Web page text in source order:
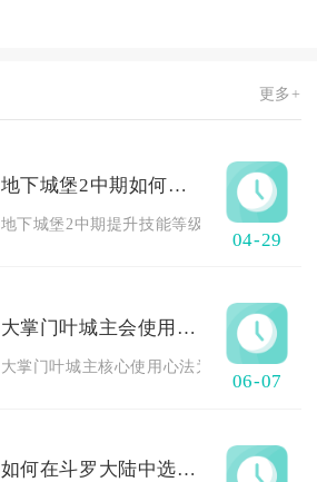
更多+
地下城堡2中期如何提升技能等级
地下城堡2中期提升技能等级，核心依靠完
04-29
大掌门叶城主会使用哪种心法
大掌门叶城主核心使用心法为七伤心经，
06-07
如何在斗罗大陆中选择玄武龟技能